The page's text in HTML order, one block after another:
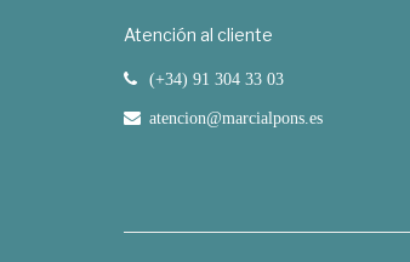
Atención al cliente
(+34) 91 304 33 03
atencion@marcialpons.es